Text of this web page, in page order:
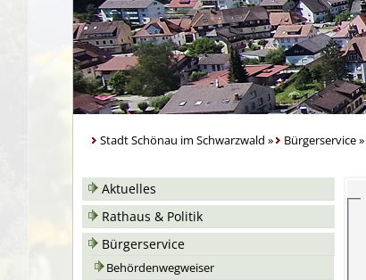
Stadt Schönau im Schwarzwald » Bürgerservice»
Aktuelles
Rathaus & Politik
Bürgerservice
Behördenwegweiser